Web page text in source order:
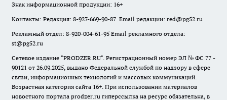
Знак информационной продукции: 16+
Контакты: Редакция: 8-927-669-90-87 Email редакции: red@pg52.ru
Рекламный отдел: 8-920-004-61-95 Email рекламного отдела:
st@pg52.ru
Сетевое издание "PRODZER.RU". Регистрационный номер ЭЛ № ФС 77 -
90121 от 26.09.2025, выдано Федеральной службой по надзору в сфере
связи, информационных технологий и массовых коммуникаций.
Возрастная категория сайта 16+. При использовании материалов
новостного портала prodzer.ru гиперссылка на ресурс обязательна, в